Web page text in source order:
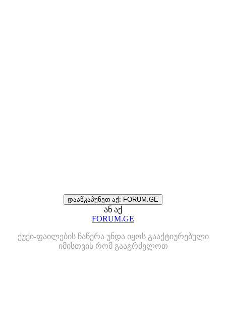
დააწკაპუნეთ აქ: FORUM.GE
ან აქ
FORUM.GE
ქუქი-ფაილების ჩაწერა უნდა იყოს გააქტიურებული
იმისთვის რომ გააგრძელოთ